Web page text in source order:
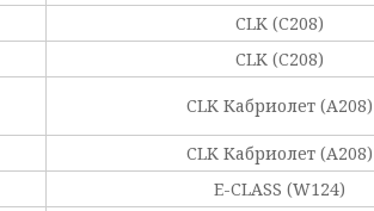
CLK (C208)
CLK (C208)
CLK Кабриолет (A208)
CLK Кабриолет (A208)
E-CLASS (W124)